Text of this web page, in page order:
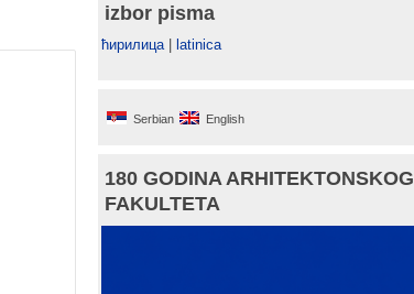
izbor pisma
ћирилица| latinica
Serbian English
180 GODINA ARHITEKTONSKOG
FAKULTETA